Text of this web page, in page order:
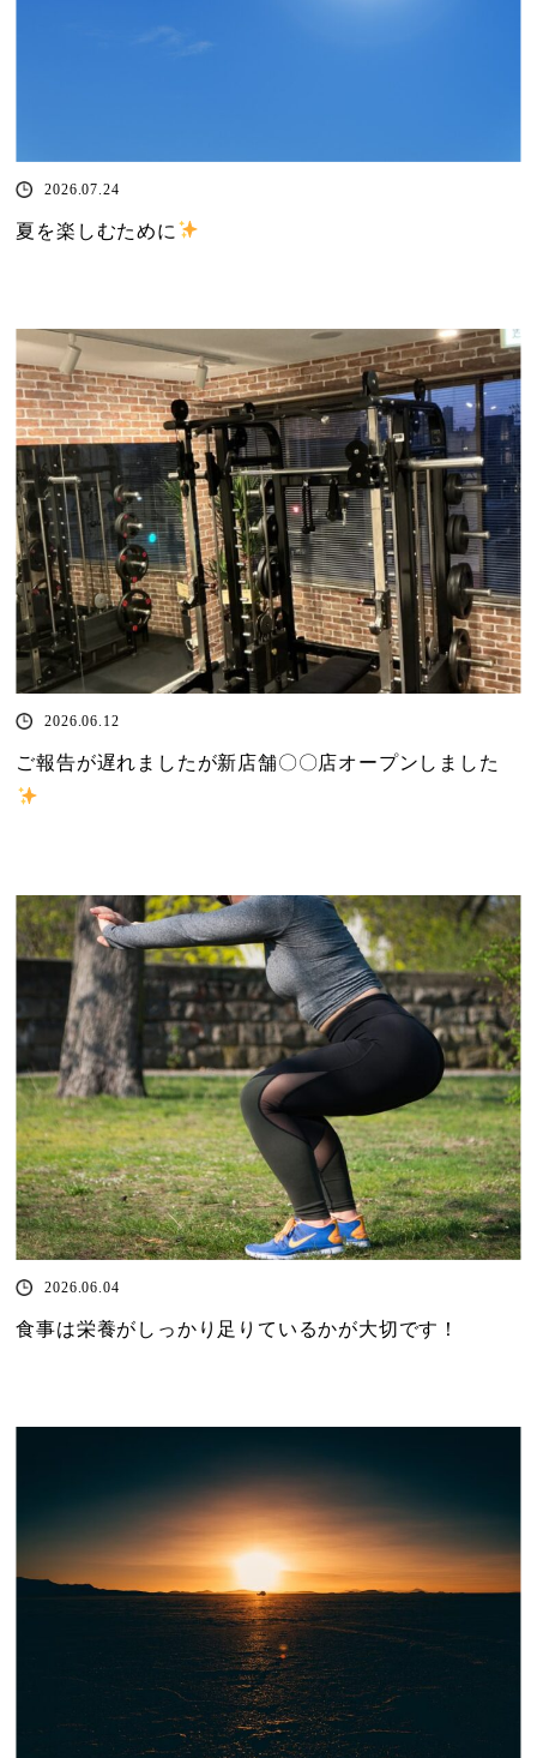
2026.07.24
夏を楽しむために
2026.06.12
ご報告が遅れましたが新店舗〇〇店オープンしました
2026.06.04
食事は栄養がしっかり足りているかが大切です！